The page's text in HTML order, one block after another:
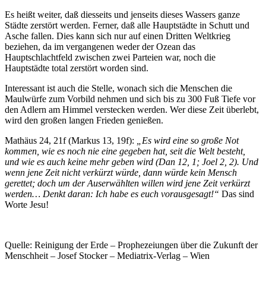
Es heißt weiter, daß diesseits und jenseits dieses Wassers ganze
Städte zerstört werden. Ferner, daß alle Hauptstädte in Schutt und
Asche fallen. Dies kann sich nur auf einen Dritten Weltkrieg
beziehen, da im vergangenen weder der Ozean das
Hauptschlachtfeld zwischen zwei Parteien war, noch die
Hauptstädte total zerstört worden sind.
Interessant ist auch die Stelle, wonach sich die Menschen die
Maulwürfe zum Vorbild nehmen und sich bis zu 300 Fuß Tiefe vor
den Adlern am Himmel verstecken werden. Wer diese Zeit überlebt,
wird den großen langen Frieden genießen.
Mathäus 24, 21f (Markus 13, 19f):
„Es wird eine so große Not
kommen, wie es noch nie eine gegeben hat, seit die Welt besteht,
und wie es auch keine mehr geben wird (Dan 12, 1; Joel 2, 2). Und
wenn jene Zeit nicht verkürzt würde, dann würde kein Mensch
gerettet; doch um der Auserwählten willen wird jene Zeit verkürzt
werden… Denkt daran: Ich habe es euch vorausgesagt!“ Das sind
Worte Jesu!
Quelle: Reinigung der Erde – Prophezeiungen über die Zukunft der
Menschheit – Josef Stocker – Mediatrix-Verlag – Wien